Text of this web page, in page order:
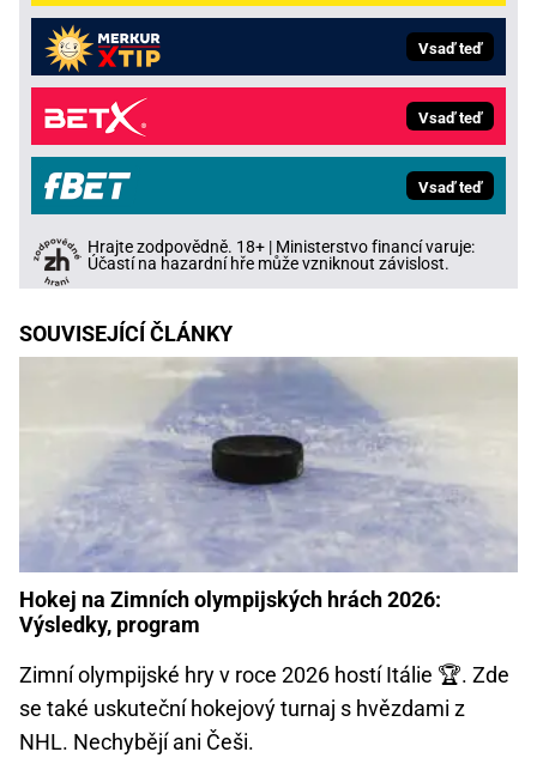
Vsaď teď
Vsaď teď
Vsaď teď
Hrajte zodpovědně. 18+ | Ministerstvo financí varuje:
Účastí na hazardní hře může vzniknout závislost.
SOUVISEJÍCÍ ČLÁNKY
Hokej na Zimních olympijských hrách 2026:
Výsledky, program
Zimní olympijské hry v roce 2026 hostí Itálie 🏆. Zde
se také uskuteční hokejový turnaj s hvězdami z
NHL. Nechybějí ani Češi.